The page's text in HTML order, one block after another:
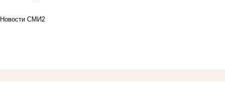
Новости СМИ2